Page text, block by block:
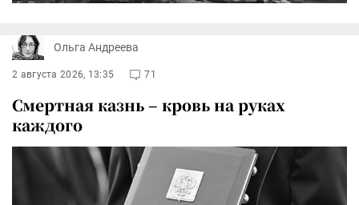
Ольга Андреева
2 августа 2026, 13:35 71
Смертная казнь – кровь на руках
каждого